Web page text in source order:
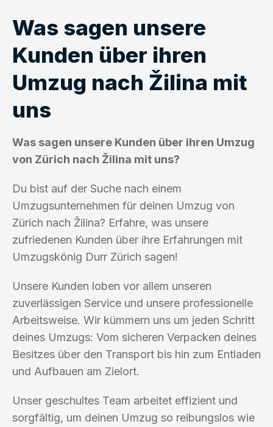
Was sagen unsere
Kunden über ihren
Umzug nach Žilina mit
uns
Was sagen unsere Kunden über ihren Umzug
von Zürich nach Žilina mit uns?
Du bist auf der Suche nach einem
Umzugsunternehmen für deinen Umzug von
Zürich nach Žilina? Erfahre, was unsere
zufriedenen Kunden über ihre Erfahrungen mit
Umzugskönig Durr Zürich sagen!
Unsere Kunden loben vor allem unseren
zuverlässigen Service und unsere professionelle
Arbeitsweise. Wir kümmern uns um jeden Schritt
deines Umzugs: Vom sicheren Verpacken deines
Besitzes über den Transport bis hin zum Entladen
und Aufbauen am Zielort.
Unser geschultes Team arbeitet effizient und
sorgfältig, um deinen Umzug so reibungslos wie